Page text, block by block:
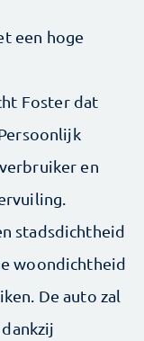
een hoge
Foster dat
en
stadsdichtheid
woondichtheid
De auto zal